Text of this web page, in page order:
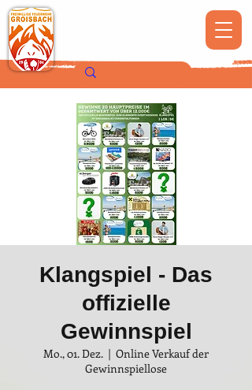
Klangspiel - Das
offizielle
Gewinnspiel
Mo., 01. Dez.
  |
Online Verkauf der
Gewinnspiellose